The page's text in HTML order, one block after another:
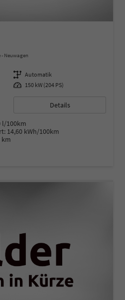
Neuwagen
Getriebe Automatik
Leistung 150 kW (204 PS)
Details
l/100km
14,60 kWh/100km
km